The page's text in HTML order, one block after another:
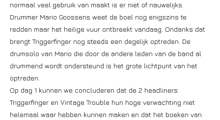
normaal veel gebruik van maakt is er niet of nauwelijks.
Drummer Mario Goossens weet de boel nog enigszins te
redden maar het heilige vuur ontbreekt vandaag. Ondanks dat
brengt Triggerfinger nog steeds een degelijk optreden. De
drumsolo van Mario die door de andere leden van de band al
drummend wordt ondersteund is het grote lichtpunt van het
optreden.
Op dag 1 kunnen we concluderen dat de 2 headliners
Triggerfinger en Vintage Trouble hun hoge verwachting niet
helemaal waar hebben kunnen maken en dat het boeken van